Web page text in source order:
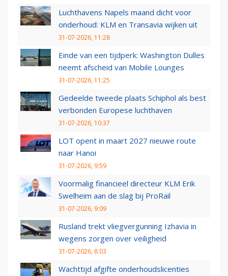
Luchthavens Napels maand dicht voor
onderhoud: KLM en Transavia wijken uit
31-07-2026, 11:28
Einde van een tijdperk: Washington Dulles
neemt afscheid van Mobile Lounges
31-07-2026, 11:25
Gedeelde tweede plaats Schiphol als best
verbonden Europese luchthaven
31-07-2026, 10:37
LOT opent in maart 2027 nieuwe route
naar Hanoi
31-07-2026, 9:59
Voormalig financieel directeur KLM Erik
Swelheim aan de slag bij ProRail
31-07-2026, 9:09
Rusland trekt vliegvergunning Izhavia in
wegens zorgen over veiligheid
31-07-2026, 8:03
Wachttijd afgifte onderhoudslicenties